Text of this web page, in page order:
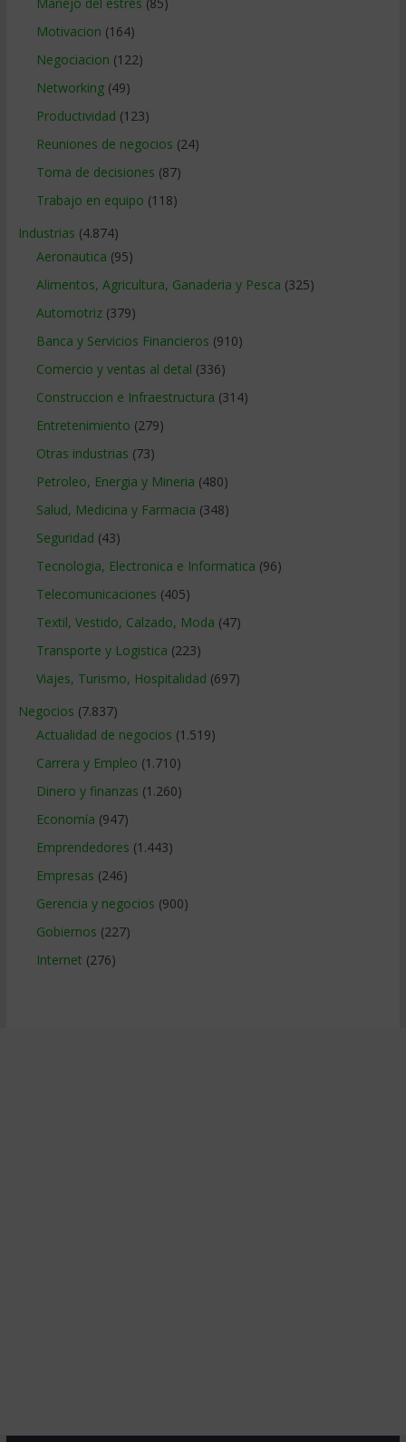
Motivacion (164)
Negociacion (122)
Networking(49)
Productividad (123)
Reuniones de negocios (24)
Toma de decisiones (87)
Trabajo en equipo (118)
Industrias (4.874)
Aeronautica (95)
Alimentos, Agricultura, Ganaderia y Pesca (325)
Automotriz(379)
Banca y Servicios Financieros (910)
Comercio y ventas al detal (336)
Construccion e Infraestructura (314)
Entretenimiento (279)
Otras industrias (73)
Petroleo, Energia y Mineria (480)
Salud, Medicina y Farmacia (348)
Seguridad (43)
Tecnologia, Electronica e Informatica (96)
Telecomunicaciones (405)
Textil, Vestido, Calzado, Moda (47)
Transporte y Logistica (223)
Viajes, Turismo, Hospitalidad (697)
Negocios (7.837)
Actualidad de negocios (1.519)
Carrera y Empleo (1.710)
Dinero y finanzas (1.260)
Economía (947)
Emprendedores (1.443)
Empresas (246)
Gerencia y negocios (900)
Gobiernos (227)
Internet (276)